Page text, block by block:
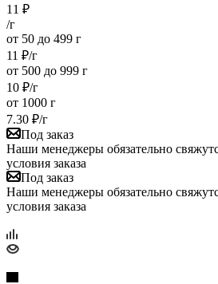
11 ₽
/г
от 50 до 499 г
11 ₽/г
от 500 до 999 г
10 ₽/г
от 1000 г
7.30 ₽/г
Под заказ
Наши менеджеры обязательно
условия заказа
Под заказ
Наши менеджеры обязательно
условия заказа